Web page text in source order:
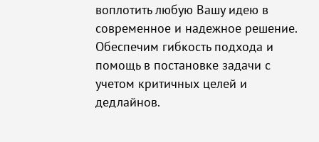
воплотить любую Вашу идею в
современное и надежное решение.
Обеспечим гибкость подхода и
помощь в постановке задачи с
учетом критичных целей и
дедлайнов.